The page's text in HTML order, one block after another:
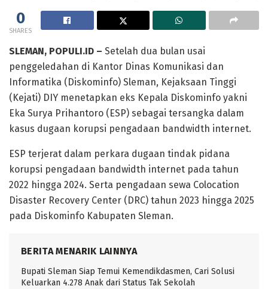
0
SHARES
SLEMAN, POPULI.ID – Setelah dua bulan usai
penggeledahan di Kantor Dinas Komunikasi dan
Informatika (Diskominfo) Sleman, Kejaksaan Tinggi
(Kejati) DIY menetapkan eks Kepala Diskominfo yakni
Eka Surya Prihantoro (ESP) sebagai tersangka dalam
kasus dugaan korupsi pengadaan bandwidth internet.
ESP terjerat dalam perkara dugaan tindak pidana
korupsi pengadaan bandwidth internet pada tahun
2022 hingga 2024. Serta pengadaan sewa Colocation
Disaster Recovery Center (DRC) tahun 2023 hingga 2025
pada Diskominfo Kabupaten Sleman.
BERITA MENARIK LAINNYA
Bupati Sleman Siap Temui Kemendikdasmen, Cari Solusi
Keluarkan 4.278 Anak dari Status Tak Sekolah